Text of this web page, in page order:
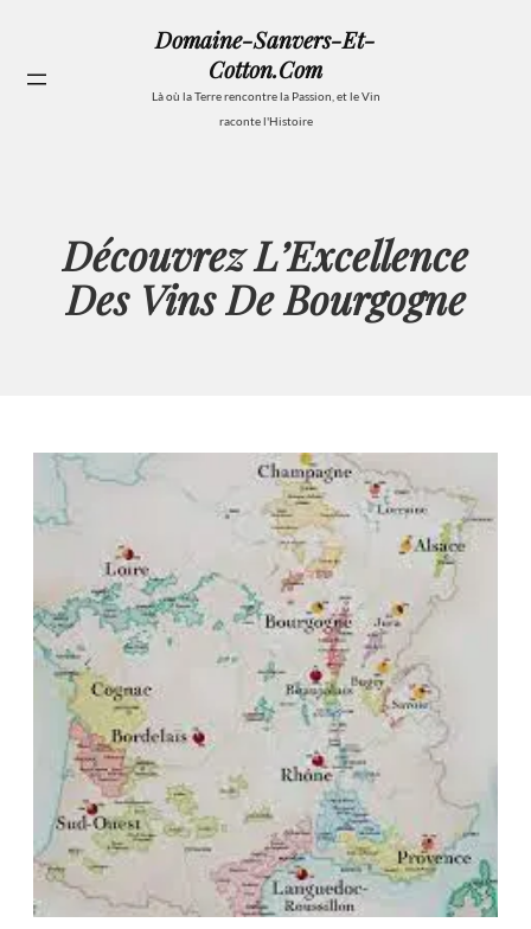
contenu
Domaine-Sanvers-Et-
Cotton.com
Là où la Terre rencontre la Passion, et le Vin
raconte l'Histoire
Découvrez L’Excellence
Des Vins De Bourgogne